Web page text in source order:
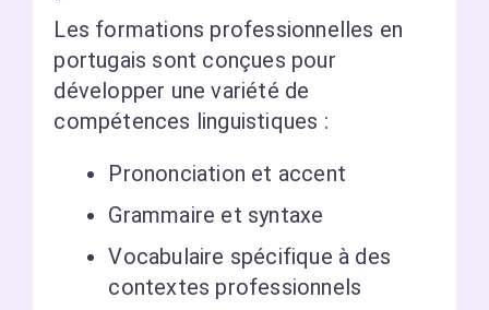
Les formations professionnelles en
portugais sont conçues pour
développer une variété de
compétences linguistiques :
Prononciation et accent
Grammaire et syntaxe
Vocabulaire spécifique à des
contextes professionnels